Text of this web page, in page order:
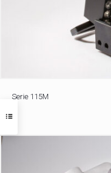
Serie 115M